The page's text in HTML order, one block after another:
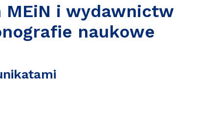
MEiN i wydawnictw
naukowe